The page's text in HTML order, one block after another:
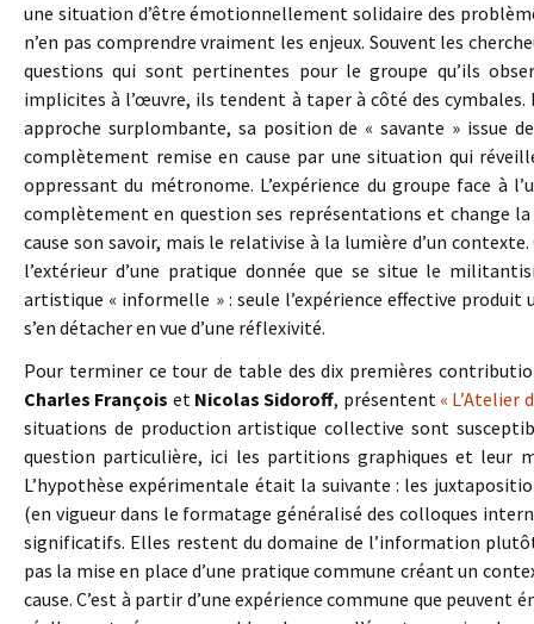
une situation d’être émotionnellement solidaire des
n’en pas comprendre vraiment les enjeux. Souvent les
questions qui sont pertinentes pour le groupe qu’ils
implicites à l’œuvre, ils tendent à taper à côté des
approche surplombante, sa position de « savante » issue
complètement remise en cause par une situation qui
oppressant du métronome. L’expérience du groupe face à
complètement en question ses représentations et change
cause son savoir, mais le relativise à la lumière d’un
l’extérieur d’une pratique donnée que se situe le
artistique « informelle » : seule l’expérience effective
s’en détacher en vue d’une réflexivité.
Pour terminer ce tour de table des dix premières
Charles François et Nicolas Sidoroff, présentent « L’Atelier
situations de production artistique collective sont
question particulière, ici les partitions graphiques et leur
L’hypothèse expérimentale était la suivante : les
(en vigueur dans le formatage généralisé des colloques
significatifs. Elles restent du domaine de l’information plutôt
pas la mise en place d’une pratique commune créant un
cause. C’est à partir d’une expérience commune que